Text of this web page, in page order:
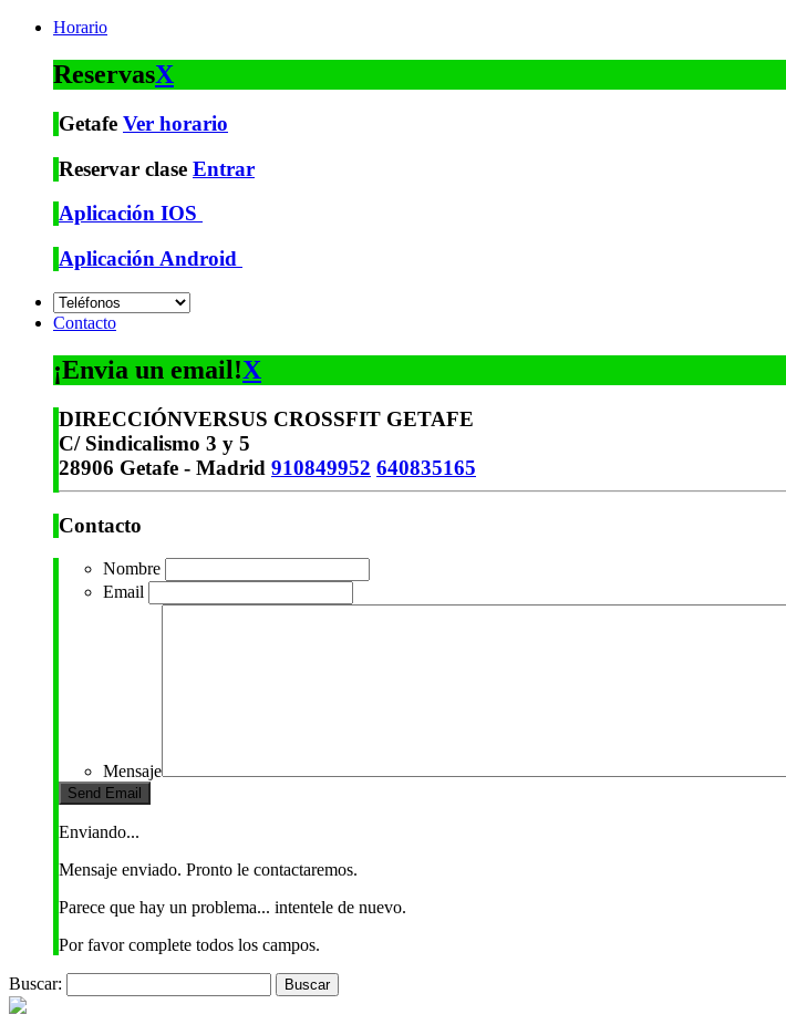
Horario
ReservasX
Getafe Ver horario
Reservar clase Entrar
Aplicación IOS
Aplicación Android
Contacto
¡Envia un email!X
DIRECCIÓNVERSUS CROSSFIT GETAFE
C/ Sindicalismo 3 y 5
28906 Getafe - Madrid 910849952 640835165
Contacto
Nombre
Email
Mensaje
Enviando...
Mensaje enviado. Pronto le contactaremos.
Parece que hay un problema... intentele de nuevo.
Por favor complete todos los campos.
Buscar: